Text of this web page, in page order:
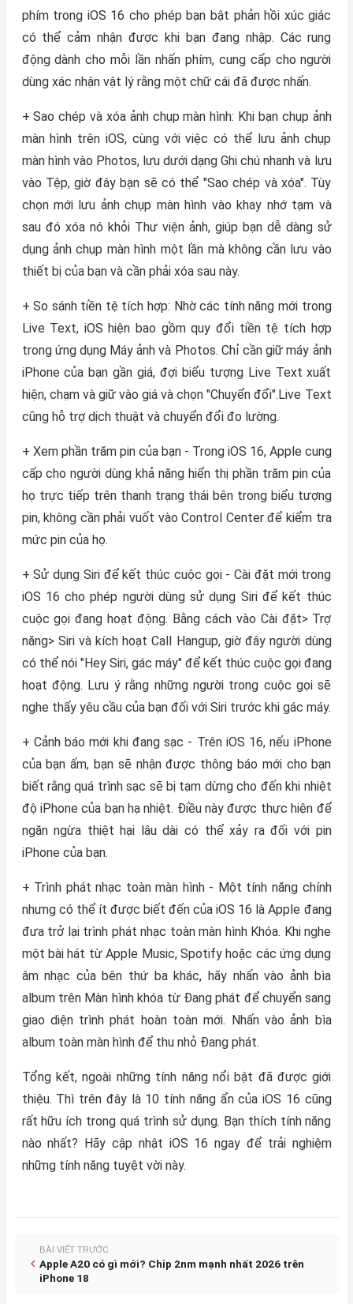
phím trong ‌iOS 16‌ cho phép bạn bật phản hồi xúc giác
có thể cảm nhận được khi bạn đang nhập. Các rung
động dành cho mỗi lần nhấn phím, cung cấp cho người
dùng xác nhận vật lý rằng một chữ cái đã được nhấn.
+ Sao chép và xóa ảnh chụp màn hình: Khi bạn chụp ảnh
màn hình trên iOS, cùng với việc có thể lưu ảnh chụp
màn hình vào ‌Photos‌, lưu dưới dạng Ghi chú nhanh và lưu
vào Tệp, giờ đây bạn sẽ có thể "Sao chép và xóa". Tùy
chọn mới lưu ảnh chụp màn hình vào khay nhớ tạm và
sau đó xóa nó khỏi Thư viện ảnh, giúp bạn dễ dàng sử
dụng ảnh chụp màn hình một lần mà không cần lưu vào
thiết bị của bạn và cần phải xóa sau này.
+ So sánh tiền tệ tích hợp: Nhờ các tính năng mới trong
Live Text, iOS hiện bao gồm quy đổi tiền tệ tích hợp
trong ứng dụng Máy ảnh và ‌Photos‌. Chỉ cần giữ máy ảnh
‌iPhone‌ của bạn gần giá, đợi biểu tượng Live Text xuất
hiện, chạm và giữ vào giá và chọn "Chuyển đổi".Live Text
cũng hỗ trợ dịch thuật và chuyển đổi đo lường.
+ Xem phần trăm pin của bạn - Trong ‌iOS 16‌, Apple cung
cấp cho người dùng khả năng hiển thị phần trăm pin của
họ trực tiếp trên thanh trạng thái bên trong biểu tượng
pin, không cần phải vuốt vào Control Center để kiểm tra
mức pin của họ.
+ Sử dụng Siri để kết thúc cuộc gọi - Cài đặt mới trong
‌iOS 16‌ cho phép người dùng sử dụng Siri để kết thúc
cuộc gọi đang hoạt động. Bằng cách vào Cài đặt> Trợ
năng> ‌Siri‌ và kích hoạt Call Hangup, giờ đây người dùng
có thể nói "Hey ‌Siri‌, gác máy" để kết thúc cuộc gọi đang
hoạt động. Lưu ý rằng những người trong cuộc gọi sẽ
nghe thấy yêu cầu của bạn đối với ‌Siri‌ trước khi gác máy.
+ Cảnh báo mới khi đang sạc - Trên ‌iOS 16‌, nếu ‌iPhone‌
của bạn ấm, bạn sẽ nhận được thông báo mới cho bạn
biết rằng quá trình sạc sẽ bị tạm dừng cho đến khi nhiệt
độ iPhone‌ của bạn hạ nhiệt. Điều này được thực hiện để
ngăn ngừa thiệt hại lâu dài có thể xảy ra đối với pin
‌iPhone‌ của bạn.
+ Trình phát nhạc toàn màn hình - Một tính năng chính
nhưng có thể ít được biết đến của ‌iOS 16‌ là Apple đang
đưa trở lại trình phát nhạc toàn màn hình Khóa. Khi nghe
một bài hát từ ‌Apple Music‌, Spotify hoặc các ứng dụng
âm nhạc của bên thứ ba khác, hãy nhấn vào ảnh bìa
album trên Màn hình khóa từ Đang phát để chuyển sang
giao diện trình phát hoàn toàn mới. Nhấn vào ảnh bìa
album toàn màn hình để thu nhỏ Đang phát.
Tổng kết, ngoài những tính năng nổi bật đã được giới
thiệu. Thì trên đây là 10 tính năng ẩn của iOS 16 cũng
rất hữu ích trong quá trình sử dụng. Bạn thích tính năng
nào nhất? Hãy cập nhật iOS 16 ngay để trải nghiệm
những tính năng tuyệt vời này.
BÀI VIẾT TRƯỚC
Apple A20 có gì mới? Chip 2nm mạnh nhất 2026 trên
iPhone 18